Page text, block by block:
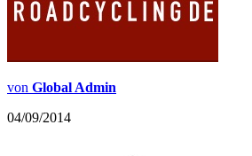
von Global Admin
04/09/2014